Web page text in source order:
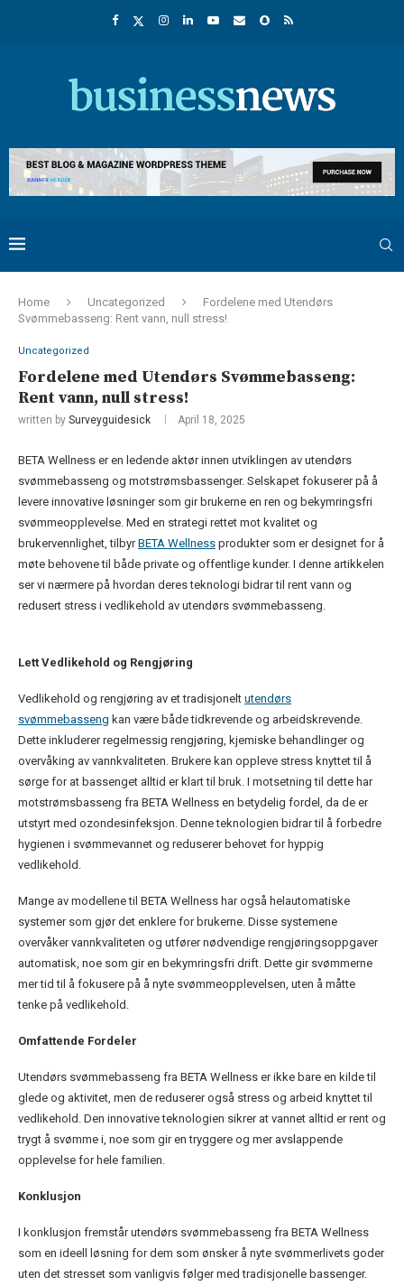
Home Uncategorized
Fordelene med Utendørs
Svømmebasseng: Rent vann, null stress!
Uncategorized
Fordelene med Utendørs Svømmebasseng:
Rent vann, null stress!
written by Surveyguidesick April 18, 2025
BETA Wellness er en ledende aktør innen utviklingen av utendørs
svømmebasseng og motstrømsbassenger. Selskapet fokuserer på å
levere innovative løsninger som gir brukerne en ren og bekymringsfri
svømmeopplevelse. Med en strategi rettet mot kvalitet og
brukervennlighet, tilbyrBETA Wellness produkter som er designet for å
møte behovene til både private og offentlige kunder. I denne artikkelen
ser vi nærmere på hvordan deres teknologi bidrar til rent vann og
redusert stress i vedlikehold av utendørs svømmebasseng.
Lett Vedlikehold og Rengjøring
Vedlikehold og rengjøring av et tradisjonelt utendørs
svømmebasseng kan være både tidkrevende og arbeidskrevende.
Dette inkluderer regelmessig rengjøring, kjemiske behandlinger og
overvåking av vannkvaliteten. Brukere kan oppleve stress knyttet til å
sørge for at bassenget alltid er klart til bruk. I motsetning til dette har
motstrømsbasseng fra BETA Wellness en betydelig fordel, da de er
utstyrt med ozondesinfeksjon. Denne teknologien bidrar til å forbedre
hygienen i svømmevannet og reduserer behovet for hyppig
vedlikehold.
Mange av modellene til BETA Wellness har også helautomatiske
systemer som gjør det enklere for brukerne. Disse systemene
overvåker vannkvaliteten og utfører nødvendige rengjøringsoppgaver
automatisk, noe som gir en bekymringsfri drift. Dette gir svømmerne
mer tid til å fokusere på å nyte svømmeopplevelsen, uten å måtte
tenke på vedlikehold.
Omfattende Fordeler
Utendørs svømmebasseng fra BETA Wellness er ikke bare en kilde til
glede og aktivitet, men de reduserer også stress og arbeid knyttet til
vedlikehold. Den innovative teknologien sikrer at vannet alltid er rent og
trygt å svømme i, noe som gir en tryggere og mer avslappende
opplevelse for hele familien.
Konklusjon
I konklusjon fremstår utendørs svømmebasseng fra BETA Wellness
som en ideell løsning for dem som ønsker å nyte svømmerlivets goder
uten det stresset som vanligvis følger med tradisjonelle bassenger.